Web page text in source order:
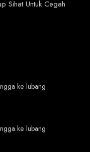
Sihat Untuk Cegah
ke lubang
ke lubang